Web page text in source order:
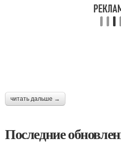
читать дальше →
Последние